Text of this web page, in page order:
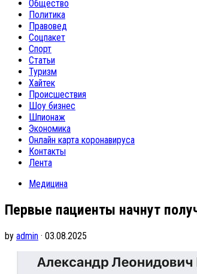
Общество
Политика
Правовед
Соцпакет
Спорт
Статьи
Туризм
Хайтек
Происшествия
Шоу бизнес
Шпионаж
Экономика
Онлайн карта коронавируса
Контакты
Лента
Медицина
Первые пациенты начнут
by admin · 03.08.2025